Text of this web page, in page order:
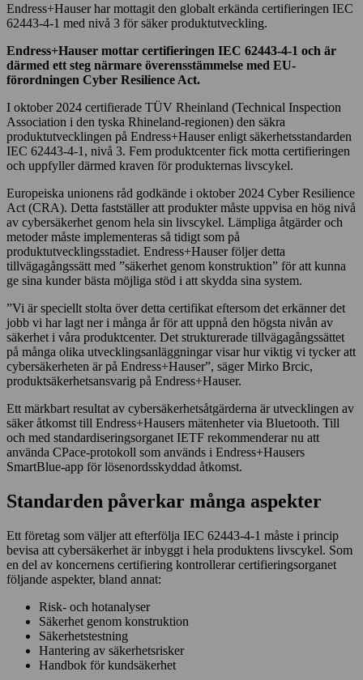
Endress+Hauser har mottagit den globalt erkända certifieringen IEC
62443-4-1 med nivå 3 för säker produktutveckling.
Endress+Hauser mottar certifieringen IEC 62443-4-1 och är
därmed ett steg närmare överensstämmelse med EU-
förordningen Cyber Resilience Act.
I oktober 2024 certifierade TÜV Rheinland (Technical Inspection
Association i den tyska Rhineland-regionen) den säkra
produktutvecklingen på Endress+Hauser enligt säkerhetsstandarden
IEC 62443-4-1, nivå 3. Fem produktcenter fick motta certifieringen
och uppfyller därmed kraven för produkternas livscykel.
Europeiska unionens råd godkände i oktober 2024 Cyber Resilience
Act (CRA). Detta fastställer att produkter måste uppvisa en hög nivå
av cybersäkerhet genom hela sin livscykel. Lämpliga åtgärder och
metoder måste implementeras så tidigt som på
produktutvecklingsstadiet. Endress+Hauser följer detta
tillvägagångssätt med ”säkerhet genom konstruktion” för att kunna
ge sina kunder bästa möjliga stöd i att skydda sina system.
”Vi är speciellt stolta över detta certifikat eftersom det erkänner det
jobb vi har lagt ner i många år för att uppnå den högsta nivån av
säkerhet i våra produktcenter. Det strukturerade tillvägagångssättet
på många olika utvecklingsanläggningar visar hur viktig vi tycker att
cybersäkerheten är på Endress+Hauser”, säger Mirko Brcic,
produktsäkerhetsansvarig på Endress+Hauser.
Ett märkbart resultat av cybersäkerhetsåtgärderna är utvecklingen av
säker åtkomst till Endress+Hausers mätenheter via Bluetooth. Till
och med standardiseringsorganet IETF rekommenderar nu att
använda CPace-protokoll som används i Endress+Hausers
SmartBlue-app för lösenordsskyddad åtkomst.
Standarden påverkar många aspekter
Ett företag som väljer att efterfölja IEC 62443-4-1 måste i princip
bevisa att cybersäkerhet är inbyggt i hela produktens livscykel. Som
en del av koncernens certifiering kontrollerar certifieringsorganet
följande aspekter, bland annat:
Risk- och hotanalyser
Säkerhet genom konstruktion
Säkerhetstestning
Hantering av säkerhetsrisker
Handbok för kundsäkerhet